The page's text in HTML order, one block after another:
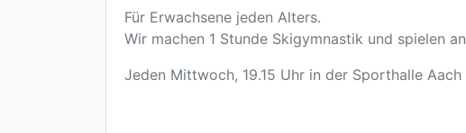
Für Erwachsene jeden Alters.
Wir machen 1 Stunde Skigymnastik und spielen
Jeden Mittwoch, 19.15 Uhr in der Sporthalle Aach